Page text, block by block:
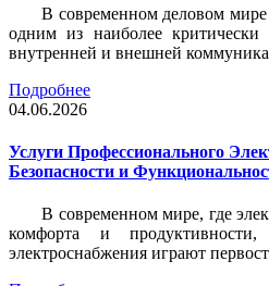
В современном деловом мире
одним из наиболее
внутренней и внешней
Подробнее
04.06.2026
Услуги Профессионального
Безопасности и
В современном мире, где
комфорта и
электроснабжения играют